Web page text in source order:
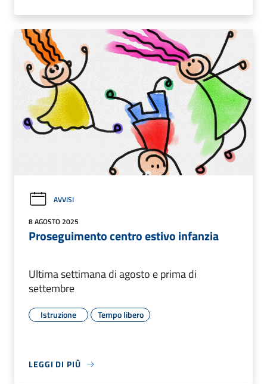
AVVISI
8 AGOSTO 2025
Proseguimento centro estivo infanzia
Ultima settimana di agosto e prima di
settembre
Istruzione Tempo libero
LEGGI DI PIÙ